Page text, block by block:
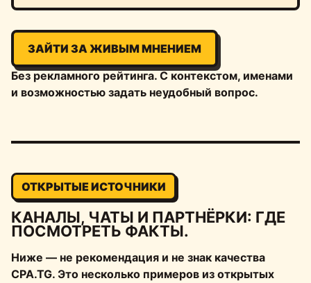
ЗАЙТИ ЗА ЖИВЫМ МНЕНИЕМ
Без рекламного рейтинга. С контекстом, именами
и возможностью задать неудобный вопрос.
ОТКРЫТЫЕ ИСТОЧНИКИ
КАНАЛЫ, ЧАТЫ И ПАРТНЁРКИ: ГДЕ
ПОСМОТРЕТЬ ФАКТЫ.
Ниже — не рекомендация и не знак качества
CPA.TG. Это несколько примеров из открытых